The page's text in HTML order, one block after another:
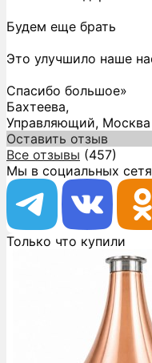
Будем еще брать
Это улучшило наше
Спасибо большое»
Бахтеева,
Управляющий, Москва
Оставить отзыв
Все отзывы (457)
Мы в социальных
Только что купили